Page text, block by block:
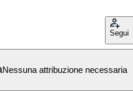
Segui
Nessuna attribuzione necessaria